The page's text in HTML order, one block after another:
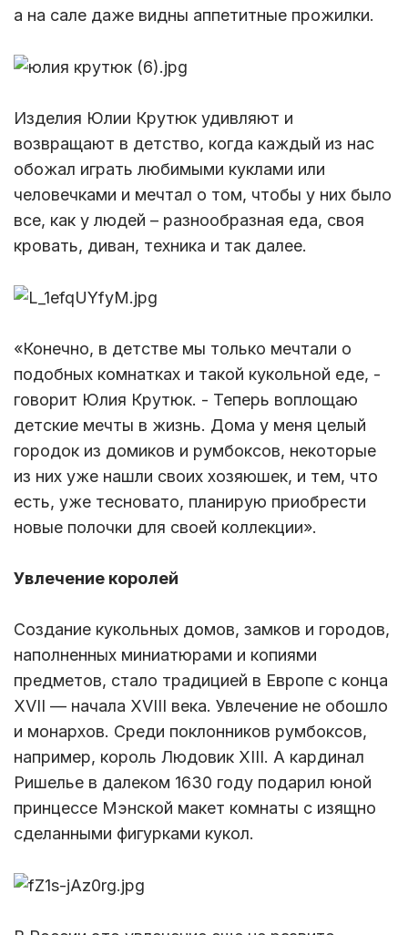
а на сале даже видны аппетитные прожилки.
Изделия Юлии Крутюк удивляют и
возвращают в детство, когда каждый из нас
обожал играть любимыми куклами или
человечками и мечтал о том, чтобы у них было
все, как у людей – разнообразная еда, своя
кровать, диван, техника и так далее.
«Конечно, в детстве мы только мечтали о
подобных комнатках и такой кукольной еде, -
говорит Юлия Крутюк. - Теперь воплощаю
детские мечты в жизнь. Дома у меня целый
городок из домиков и румбоксов, некоторые
из них уже нашли своих хозяюшек, и тем, что
есть, уже тесновато, планирую приобрести
новые полочки для своей коллекции».
Увлечение королей
Создание кукольных домов, замков и городов,
наполненных миниатюрами и копиями
предметов, стало традицией в Европе с конца
XVII — начала XVIII века. Увлечение не обошло
и монархов. Среди поклонников румбоксов,
например, король Людовик ХIII. А кардинал
Ришелье в далеком 1630 году подарил юной
принцессе Мэнской макет комнаты с изящно
сделанными фигурками кукол.